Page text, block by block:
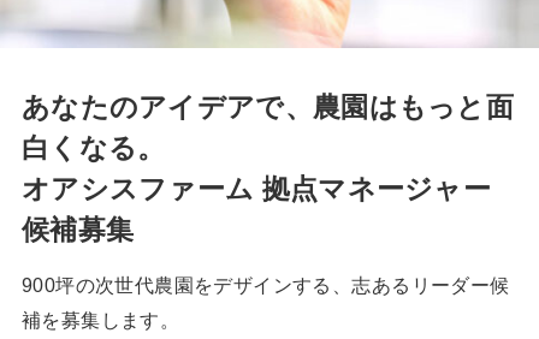
あなたのアイデアで、農園はもっと面
白くなる。
オアシスファーム 拠点マネージャー
候補募集
900坪の次世代農園をデザインする、志あるリーダー候
補を募集します。